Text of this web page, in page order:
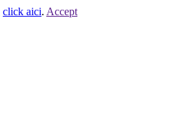
click aici. Accept